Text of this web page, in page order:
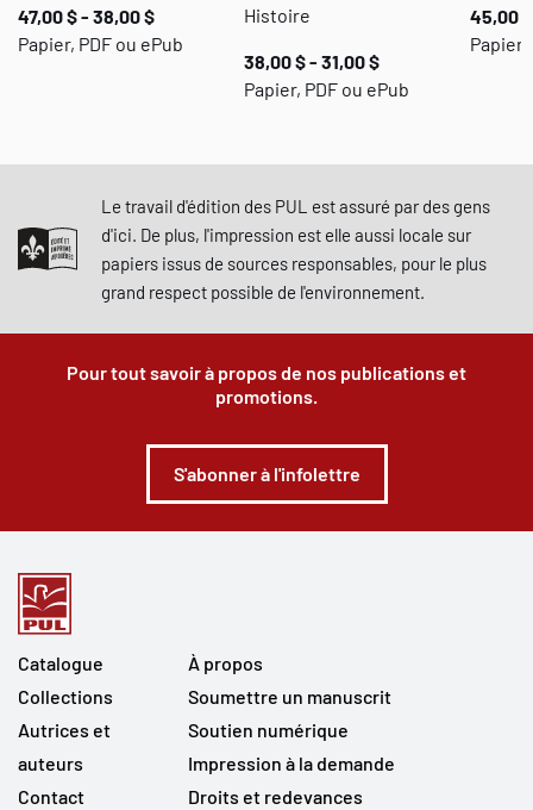
47,00 $ - 38,00 $
Papier, PDF ou ePub
Histoire
38,00 $ - 31,00 $
Papier, PDF ou ePub
45,00
Papier
Le travail d'édition des PUL est assuré par des gens
d'ici. De plus, l'impression est elle aussi locale sur
papiers issus de sources responsables, pour le plus
grand respect possible de l'environnement.
Pour tout savoir à propos de nos publications et
promotions.
S'abonner à l'infolettre
Catalogue
Collections
Autrices et
auteurs
Contact
À propos
Soumettre un manuscrit
Soutien numérique
Impression à la demande
Droits et redevances